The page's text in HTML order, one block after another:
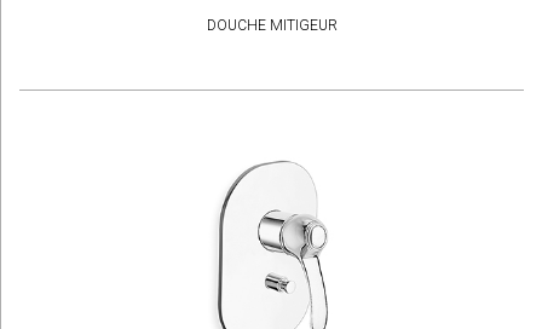
DOUCHE MITIGEUR